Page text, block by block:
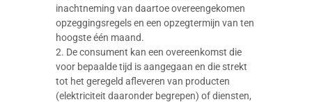
inachtneming van daartoe overeengekomen
opzeggingsregels en een opzegtermijn van ten
hoogste één maand.
2. De consument kan een overeenkomst die
voor bepaalde tijd is aangegaan en die strekt
tot het geregeld afleveren van producten
(elektriciteit daaronder begrepen) of diensten,